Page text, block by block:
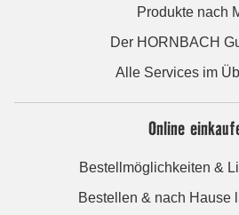
Produkte nach
Der HORNBACH
Alle Services im
Online
Bestellmöglichkeiten &
Bestellen & nach Hause